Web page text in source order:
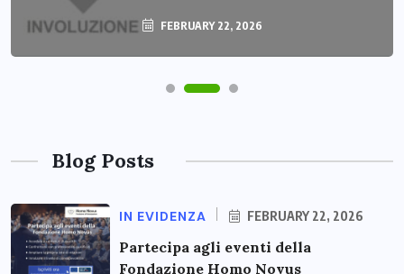
FEBRUARY 22, 2026
Blog Posts
IN EVIDENZA FEBRUARY 22, 2026
Partecipa agli eventi della
Fondazione Homo Novus